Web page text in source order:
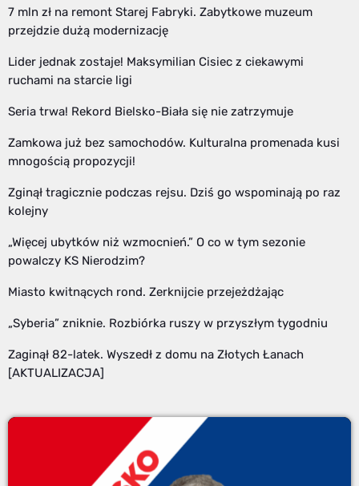
7 mln zł na remont Starej Fabryki. Zabytkowe muzeum
przejdzie dużą modernizację
Lider jednak zostaje! Maksymilian Cisiec z ciekawymi
ruchami na starcie ligi
Seria trwa! Rekord Bielsko-Biała się nie zatrzymuje
Zamkowa już bez samochodów. Kulturalna promenada kusi
mnogością propozycji!
Zginął tragicznie podczas rejsu. Dziś go wspominają po raz
kolejny
„Więcej ubytków niż wzmocnień.” O co w tym sezonie
powalczy KS Nierodzim?
Miasto kwitnących rond. Zerknijcie przejeżdżając
„Syberia” zniknie. Rozbiórka ruszy w przyszłym tygodniu
Zaginął 82-latek. Wyszedł z domu na Złotych Łanach
[AKTUALIZACJA]